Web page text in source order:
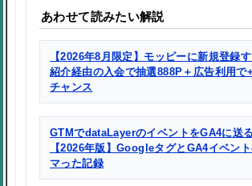
あわせて読みたい解説
【2026年8月限定】モッピーに新規登録
紹介経由の入会で抽選888P＋広告利用で
チャンス
GTMでdataLayerのイベントをGA4に送
【2026年版】GoogleタグとGA4イベン
マった記録